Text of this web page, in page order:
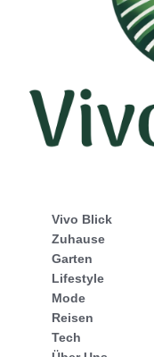
Vivo Blick
Zuhause
Garten
Lifestyle
Mode
Reisen
Tech